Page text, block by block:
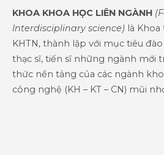
KHOA KHOA HỌC LIÊN NGÀNH
Interdisciplinary science) là
KHTN, thành lập với mục tiêu
thạc sĩ, tiến sĩ những ngành mới
thức nền tảng của các ngành
công nghệ (KH – KT – CN) mũi